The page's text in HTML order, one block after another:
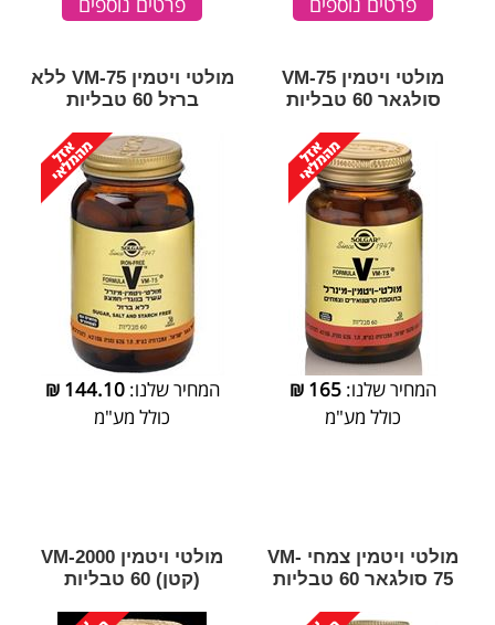
מולטי ויטמין VM-75
סולגאר 60 טבליות
המחיר שלנו: 165
₪
כולל מע"מ
מולטי ויטמין VM-75 ללא
ברזל 60 טבליות
המחיר שלנו:144.10
₪
כולל מע"מ
מולטי ויטמין צמחי VM-
75 סולגאר 60 טבליות
מולטי ויטמין VM-2000
(קטן) 60 טבליות